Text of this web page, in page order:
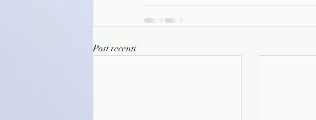
Post recenti